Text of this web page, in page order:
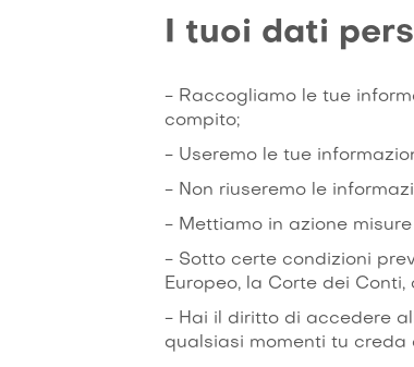
I tuoi dati
- Raccogliamo le tue
compito;
- Useremo le tue
- Non riuseremo le
- Mettiamo in azione
- Sotto certe condizioni
Europeo, la Corte dei
- Hai il diritto di accedere
qualsiasi momenti tu